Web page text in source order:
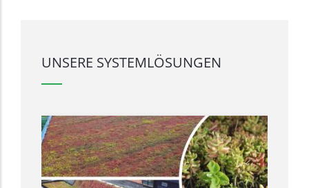
UNSERE SYSTEMLÖSUNGEN